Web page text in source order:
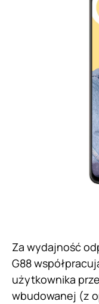
Za wydajność
G88
użytkownika
wbudowanej (z